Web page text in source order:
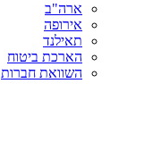
ארה"ב
אירופה
תאילנד
הארכת ביטוח
השוואת חברות